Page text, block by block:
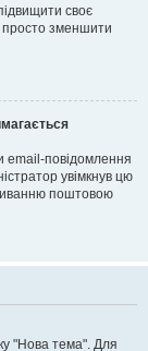
своє
просто зменшити
email-повідомлення
увімкнув цю
поштовою
"Нова тема". Для